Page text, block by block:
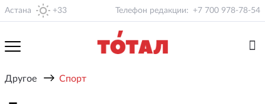
Астана +33 Телефон редакции: +7 700 978-78-54
Другое → Спорт